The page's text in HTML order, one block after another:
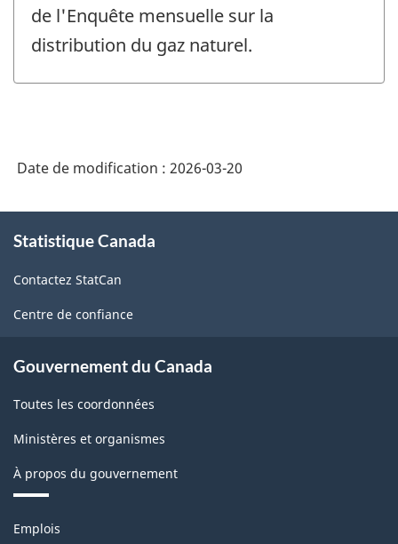
de l'Enquête mensuelle sur la
distribution du gaz naturel.
Date de modification : 2026-03-20
propos
ce
site
Statistique Canada
Contactez StatCan
Centre de confiance
Gouvernement du Canada
Toutes les coordonnées
Ministères et organismes
À propos du gouvernement
Thèmes
Emplois